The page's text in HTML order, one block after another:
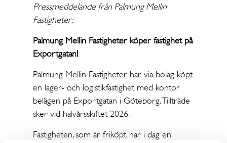
Pressmeddelande från Palmung Mellin
Fastigheter:
Palmung Mellin Fastigheter köper fastighet på
Exportgatan!
Palmung Mellin Fastigheter har via bolag köpt
en lager- och logistikfastighet med kontor
belägen på Exportgatan i Göteborg. Tillträde
sker vid halvårsskiftet 2026.
Fastigheten, som är friköpt, har i dag en